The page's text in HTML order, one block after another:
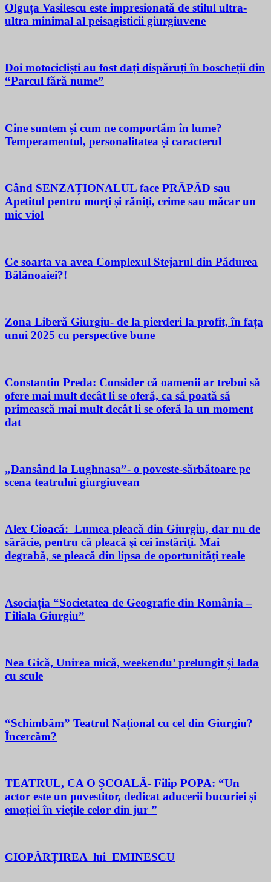
Olguța Vasilescu este impresionată de stilul ultra-
ultra minimal al peisagisticii giurgiuvene
Doi motocicliști au fost dați dispăruți în boscheții din
“Parcul fără nume”
Cine suntem și cum ne comportăm în lume?
Temperamentul, personalitatea și caracterul
Când SENZAȚIONALUL face PRĂPĂD sau
Apetitul pentru morți și răniți, crime sau măcar un
mic viol
Ce soarta va avea Complexul Stejarul din Pădurea
Bălănoaiei?!
Zona Liberă Giurgiu- de la pierderi la profit, în fața
unui 2025 cu perspective bune
Constantin Preda: Consider că oamenii ar trebui să
ofere mai mult decât li se oferă, ca să poată să
primească mai mult decât li se oferă la un moment
dat
„Dansând la Lughnasa”- o poveste-sărbătoare pe
scena teatrului giurgiuvean
Alex Cioacă: Lumea pleacă din Giurgiu, dar nu de
sărăcie, pentru că pleacă şi cei înstăriţi. Mai
degrabă, se pleacă din lipsa de oportunităţi reale
Asociația “Societatea de Geografie din România –
Filiala Giurgiu”
Nea Gică, Unirea mică, weekendu’ prelungit și lada
cu scule
“Schimbăm” Teatrul Național cu cel din Giurgiu?
Încercăm?
TEATRUL, CA O ȘCOALĂ- Filip POPA: “Un
actor este un povestitor, dedicat aducerii bucuriei și
emoției în viețile celor din jur ”
CIOPÂRȚIREA lui EMINESCU